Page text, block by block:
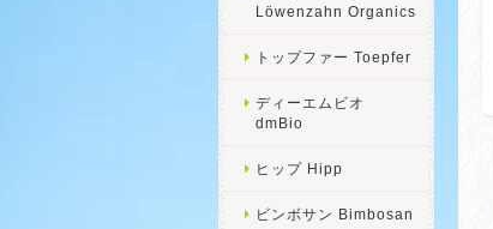
Löwenzahn Organics
トップファー Toepfer
ディーエムビオ
dmBio
ヒップ Hipp
ビンボサン Bimbosan